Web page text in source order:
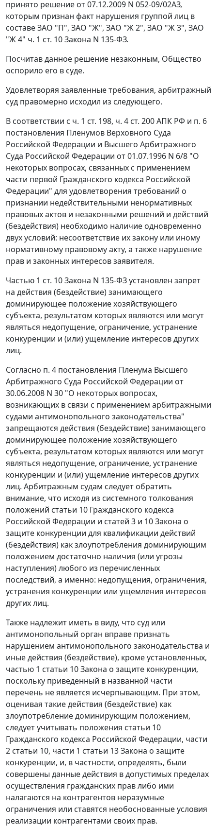
принято решение от 07.12.2009 N 052-09/02АЗ,
которым признан факт нарушения группой лиц в
составе ЗАО "П", ЗАО "Ж", ЗАО "Ж 2", ЗАО "Ж 3", ЗАО
"Ж 4" ч. 1 ст. 10Закона N 135-ФЗ.
Посчитав данное решение незаконным, Общество
оспорило его в суде.
Удовлетворяя заявленные требования, арбитражный
суд правомерно исходил из следующего.
В соответствии с ч. 1 ст. 198, ч. 4 ст. 200АПК РФ и п. 6
постановления Пленумов Верховного Суда
Российской Федерации и Высшего Арбитражного
Суда Российской Федерации от 01.07.1996 N 6/8 "О
некоторых вопросах, связанных с применением
части первой Гражданского кодекса Российской
Федерации" для удовлетворения требований о
признании недействительными ненормативных
правовых актов и незаконными решений и действий
(бездействия) необходимо наличие одновременно
двух условий: несоответствие их закону или иному
нормативному правовому акту, а также нарушение
прав и законных интересов заявителя.
Частью 1 ст. 10Закона N 135-ФЗ установлен запрет
на действия (бездействие) занимающего
доминирующее положение хозяйствующего
субъекта, результатом которых являются или могут
являться недопущение, ограничение, устранение
конкуренции и (или) ущемление интересов других
лиц.
Согласно п. 4 постановления Пленума Высшего
Арбитражного Суда Российской Федерации от
30.06.2008 N 30 "О некоторых вопросах,
возникающих в связи с применением арбитражными
судами антимонопольного законодательства"
запрещаются действия (бездействие) занимающего
доминирующее положение хозяйствующего
субъекта, результатом которых являются или могут
являться недопущение, ограничение, устранение
конкуренции и (или) ущемление интересов других
лиц. Арбитражным судам следует обратить
внимание, что исходя из системного толкования
положений статьи 10 Гражданского кодекса
Российской Федерации и статей 3 и 10Закона о
защите конкуренции для квалификации действий
(бездействия) как злоупотребления доминирующим
положением достаточно наличия (или угрозы
наступления) любого из перечисленных
последствий, а именно: недопущения, ограничения,
устранения конкуренции или ущемления интересов
других лиц.
Также надлежит иметь в виду, что суд или
антимонопольный орган вправе признать
нарушением антимонопольного законодательства и
иные действия (бездействие), кроме установленных,
частью 1 статьи 10Закона о защите конкуренции,
поскольку приведенный в названной части
перечень не является исчерпывающим. При этом,
оценивая такие действия (бездействие) как
злоупотребление доминирующим положением,
следует учитывать положения статьи 10
Гражданского кодекса Российской Федерации, части
2 статьи 10, части 1 статьи 13Закона о защите
конкуренции, и, в частности, определять, были
совершены данные действия в допустимых пределах
осуществления гражданских прав либо ими
налагаются на контрагентов неразумные
ограничения или ставятся необоснованные условия
реализации контрагентами своих прав.